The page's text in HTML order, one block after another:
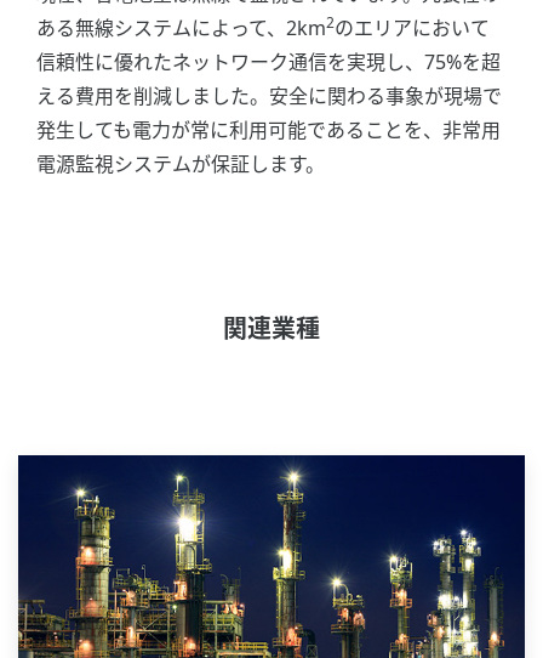
ある無線システムによって、2km2のエリアにおいて
信頼性に優れたネットワーク通信を実現し、75%を超
える費用を削減しました。安全に関わる事象が現場で
発生しても電力が常に利用可能であることを、非常用
電源監視システムが保証します。
関連業種